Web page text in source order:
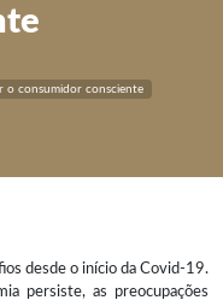
o consumidor consciente
desde o início da Covid-19.
persiste, as preocupações